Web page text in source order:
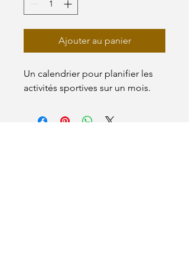
Ajouter au panier
Un calendrier pour planifier les
activités sportives sur un mois.